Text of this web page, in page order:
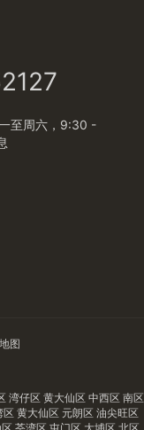
至周六，9:30 -
图
湾仔区 黄大仙区 中西区 南区
区 黄大仙区 元朗区 油尖旺区